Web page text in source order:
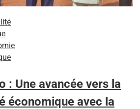
: Une avancée vers la
économique avec la